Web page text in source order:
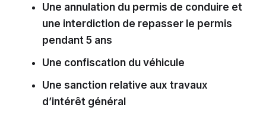
Une annulation du permis de conduire et
une interdiction de repasser le permis
pendant 5 ans
Une confiscation du véhicule
Une sanction relative aux travaux
d’intérêt général